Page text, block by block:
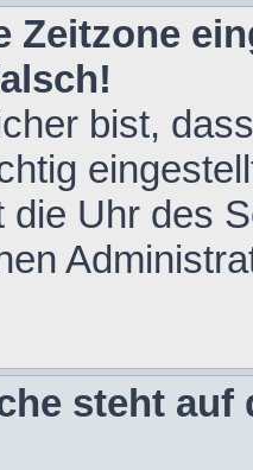
Zeitzone
bist,
die Uhr des
steht